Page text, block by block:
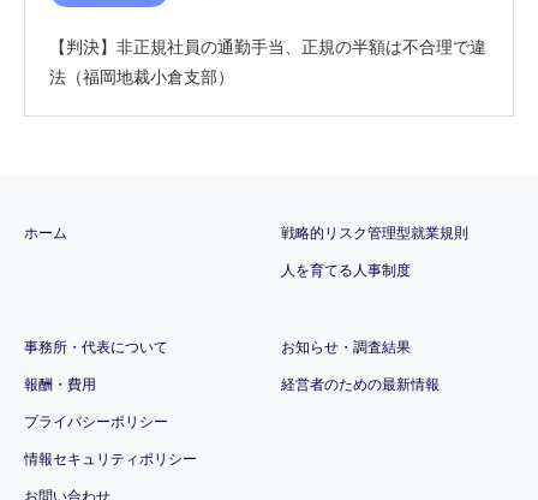
【判決】非正規社員の通勤手当、正規の半額は不合理で違
法（福岡地裁小倉支部）
ホーム
戦略的リスク管理型就業規則
人を育てる人事制度
事務所・代表について
報酬・費用
プライバシーポリシー
情報セキュリティポリシー
お問い合わせ
お知らせ・調査結果
経営者のための最新情報